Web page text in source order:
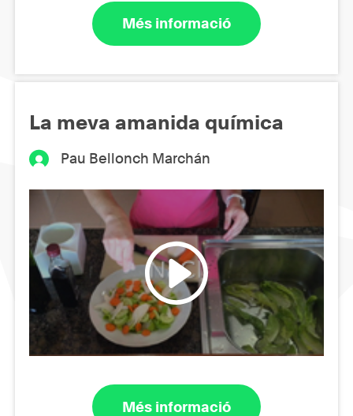
Més informació
La meva amanida química
Pau Bellonch Marchán
Més informació